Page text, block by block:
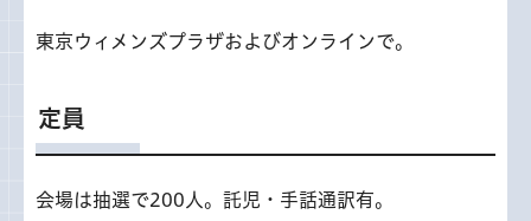
東京ウィメンズプラザおよびオンラインで。
定員
会場は抽選で200人。託児・手話通訳有。